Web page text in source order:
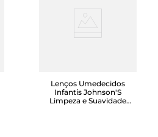
Lenços Umedecidos
Infantis Johnson'S
Limpeza e Suavidade